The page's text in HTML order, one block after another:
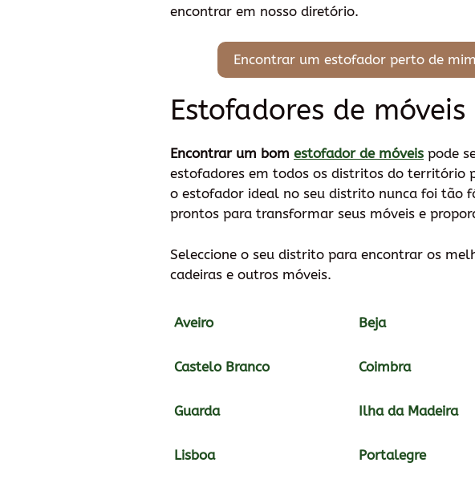
encontrar em nosso diretório.
Encontrar um estofador perto de mim
Estofadores de
Encontrar um bom estofador de móveis pode
estofadores em todos os distritos do território
o estofador ideal no seu distrito nunca foi tão
prontos para transformar seus móveis e
Seleccione o seu distrito para encontrar os
cadeiras e outros móveis.
Aveiro Beja
Castelo Branco Coimbra
Guarda Ilha da Madeira
Lisboa Portalegre